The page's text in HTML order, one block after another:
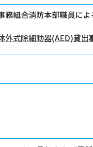
務組合消防本部職員によ
外式除細動器(AED)貸出